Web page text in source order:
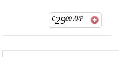
€2900 AVP